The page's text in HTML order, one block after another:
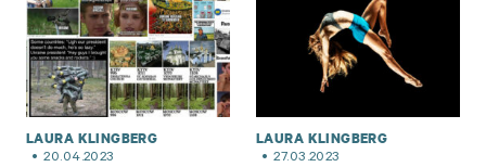
LAURA KLINGBERG
20.04.2023
LAURA KLINGBERG
27.03.2023